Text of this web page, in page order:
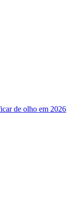
de olho em 2026